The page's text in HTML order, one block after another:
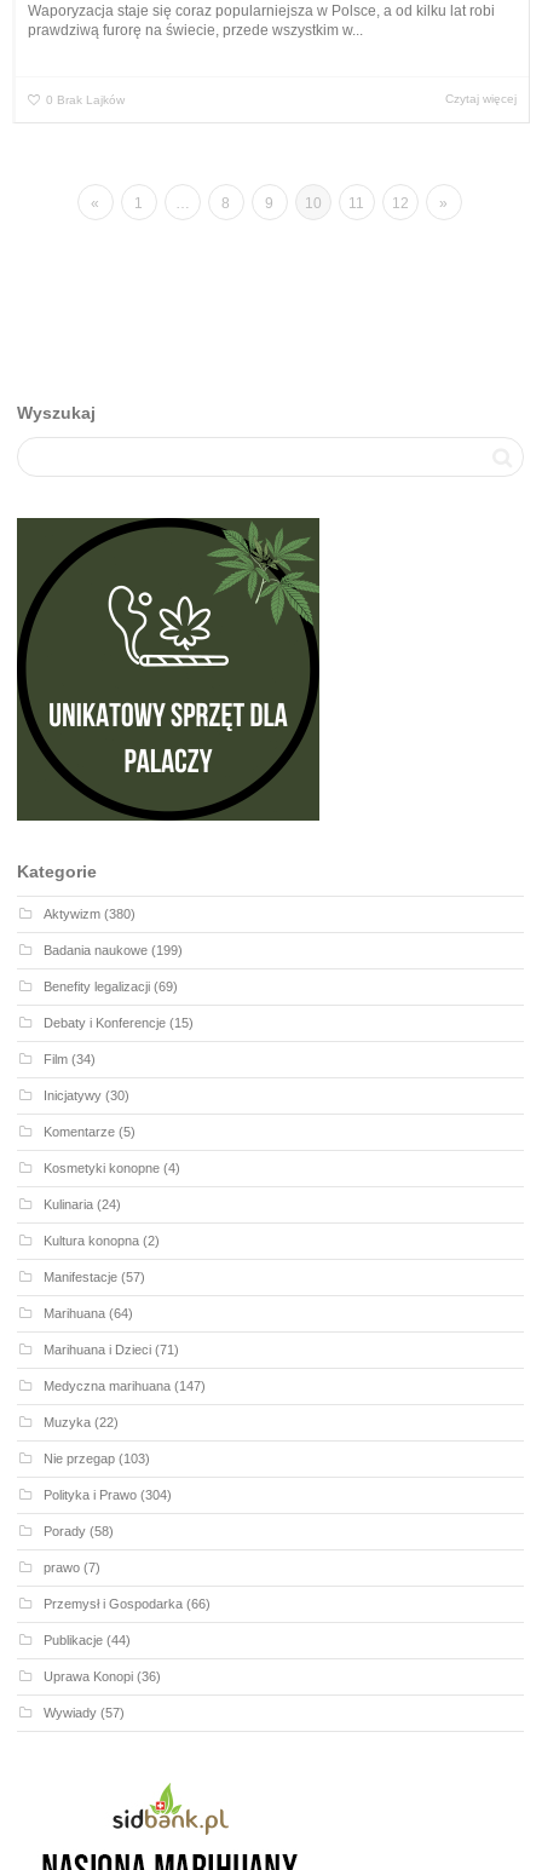
Waporyzacja staje się coraz popularniejsza w Polsce, a od kilku lat robi
prawdziwą furorę na świecie, przede wszystkim w...
0 Brak Lajków Czytaj więcej
« 1 … 8 9 10 11 12 »
Wyszukaj
Kategorie
Aktywizm (380)
Badania naukowe (199)
Benefity legalizacji (69)
Debaty i Konferencje (15)
Film (34)
Inicjatywy (30)
Komentarze (5)
Kosmetyki konopne (4)
Kulinaria (24)
Kultura konopna (2)
Manifestacje (57)
Marihuana (64)
Marihuana i Dzieci (71)
Medyczna marihuana (147)
Muzyka (22)
Nie przegap (103)
Polityka i Prawo (304)
Porady (58)
prawo (7)
Przemysł i Gospodarka (66)
Publikacje (44)
Uprawa Konopi (36)
Wywiady (57)